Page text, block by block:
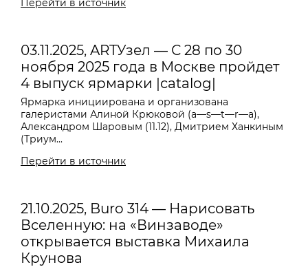
Перейти в источник
03.11.2025, ARTУзел — С 28 по 30
ноября 2025 года в Москве пройдет
4 выпуск ярмарки |catalog|
Ярмарка инициирована и организована
галеристами Алиной Крюковой (a—s—t—r—a),
Александром Шаровым (11.12), Дмитрием Ханкиным
(Триум...
Перейти в источник
21.10.2025, Buro 314 — Нарисовать
Вселенную: на «Винзаводе»
открывается выставка Михаила
Крунова